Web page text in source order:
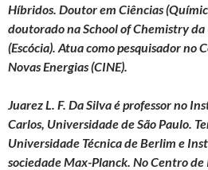
Híbridos. Doutor em Ciências
doutorado na School of Chemistry
(Escócia). Atua como pesquisador no
Novas Energias (CINE).
Juarez L. F. Da Silva é professor no
Carlos, Universidade de São Paulo.
Universidade Técnica de Berlim e
sociedade Max-Planck. No Centro de